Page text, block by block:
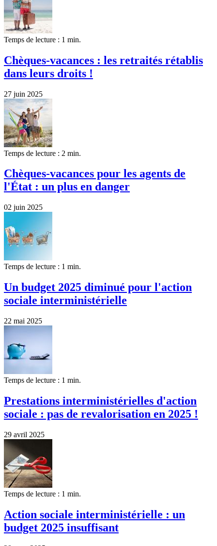
Temps de lecture : 1 min.
Chèques-vacances : les retraités rétablis
dans leurs droits !
27 juin 2025
Temps de lecture : 2 min.
Chèques-vacances pour les agents de
l'État : un plus en danger
02 juin 2025
Temps de lecture : 1 min.
Un budget 2025 diminué pour l'action
sociale interministérielle
22 mai 2025
Temps de lecture : 1 min.
Prestations interministérielles d'action
sociale : pas de revalorisation en 2025 !
29 avril 2025
Temps de lecture : 1 min.
Action sociale interministérielle : un
budget 2025 insuffisant